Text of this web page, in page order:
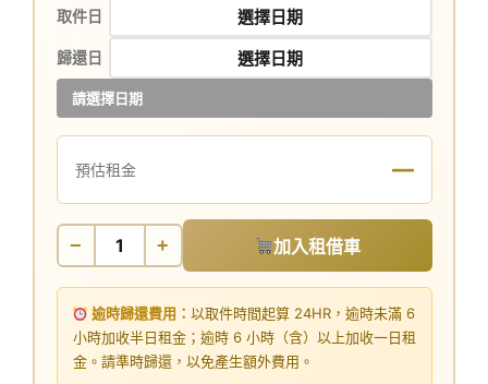
取件日
歸還日
請選擇日期
預估租金 —
− + 加入租借車
逾時歸還費用：以取件時間起算 24HR，逾時未滿 6
小時加收半日租金；逾時 6 小時（含）以上加收一日租
金。請準時歸還，以免產生額外費用。